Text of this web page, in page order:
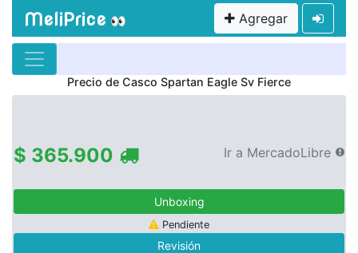
MeliPrice 👀 Agregar
Precio de Casco Spartan Eagle Sv Fierce
$ 365.900 Ir a MercadoLibre
Unboxing
Pendiente
Revisión